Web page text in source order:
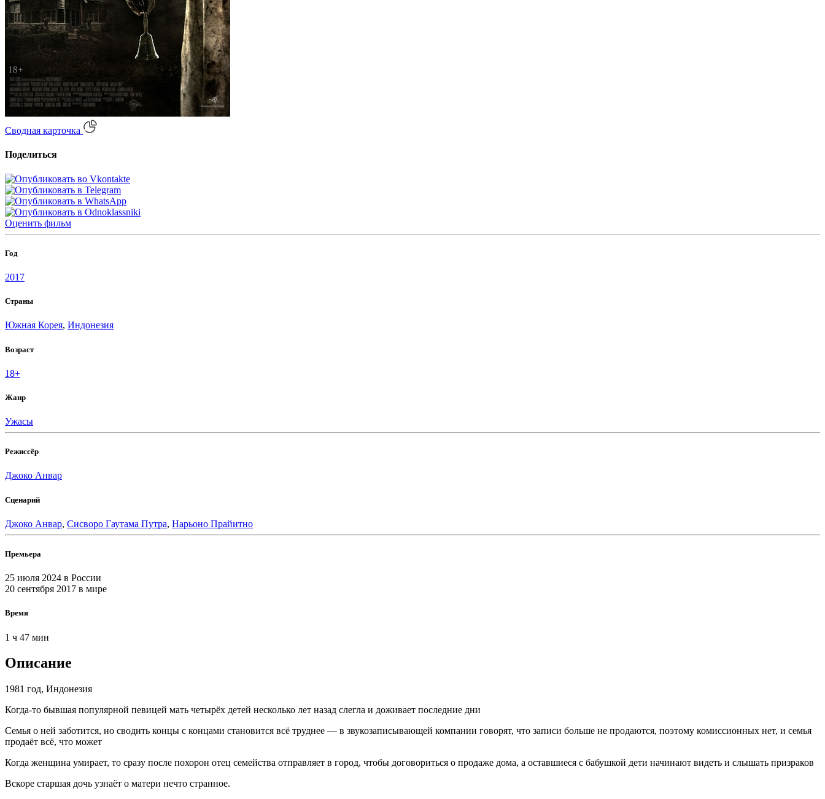
Сводная карточка
Поделиться
Оценить фильм
Год
2017
Страны
Южная Корея, Индонезия
Возраст
18+
Жанр
Ужасы
Режиссёр
Джоко Анвар
Сценарий
Джоко Анвар, Сисворо Гаутама Путра, Нарьоно Прайитно
Премьера
25 июля 2024 в России
20 сентября 2017 в мире
Время
1 ч 47 мин
Описание
1981 год, Индонезия
Когда-то бывшая популярной певицей мать четырёх детей несколько лет назад слегла и доживает последние дни
Семья о ней заботится, но сводить концы с концами становится всё труднее — в звукозаписывающей компании говорят, что записи больше не продаются, поэтому комиссионных нет, и семья
продаёт всё, что может
Когда женщина умирает, то сразу после похорон отец семейства отправляет в город, чтобы договориться о продаже дома, а оставшиеся с бабушкой дети начинают видеть и слышать призраков
Вскоре старшая дочь узнаёт о матери нечто странное.